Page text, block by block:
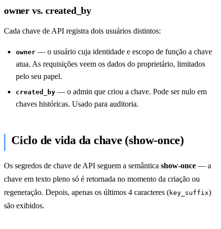
owner vs. created_by
Cada chave de API registra dois usuários distintos:
owner — o usuário cuja identidade e escopo de função a chave
atua. As requisições veem os dados do proprietário, limitados
pelo seu papel.
created_by — o admin que criou a chave. Pode ser nulo em
chaves históricas. Usado para auditoria.
Ciclo de vida da chave (show-once)
Os segredos de chave de API seguem a semântica show-once — a
chave em texto pleno só é retornada no momento da criação ou
regeneração. Depois, apenas os últimos 4 caracteres (key_suffix)
são exibidos.